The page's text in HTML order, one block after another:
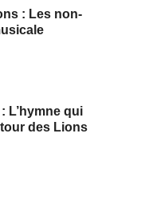
: Les non-
L’hymne qui
des Lions